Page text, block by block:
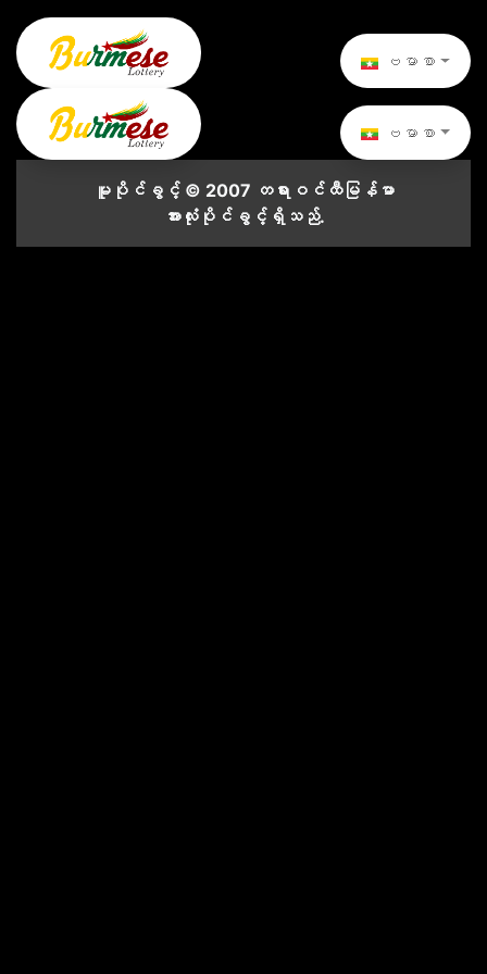
ဗမာစာ
ဗမာစာ
မူပိုင်ခွင့် © 2007 တရားဝင်ထီမြန်မာ
အားလုံးပိုင်ခွင့်ရှိသည်.